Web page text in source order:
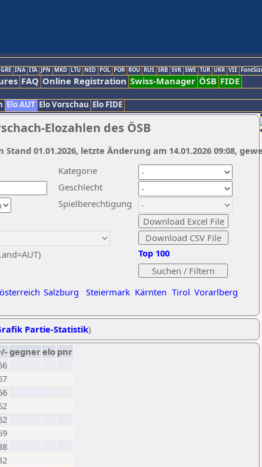
GRE INA ITA JPN MKD LTU NED POL POR ROU RUS SRB SVK SWE TUR UKR VIE
FAQ Online Registration Swiss-Manager ÖSB FIDE
Elo AUT Elo Vorschau Elo FIDE
Elozahlen des ÖSB
Kategorie
Geschlecht
Spielberechtigung
Salzburg Steiermark Kärnten Tirol Vorarlberg
Top 100
Stand 01.01.2026, letzte Änderung am 14.01.2026 09:08,
Partie-Statistik)
gegnerelo pnr